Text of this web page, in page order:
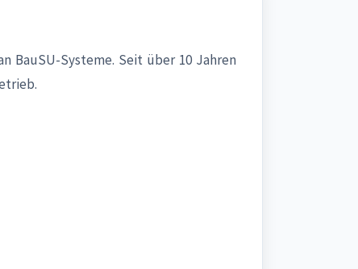
BauSU-Systeme. Seit über 10 Jahren